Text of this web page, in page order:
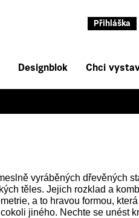
Přihláška
Designblok Chci
vyráběných dřevěných
těles. Jejich rozklad a
a to hravou formou,
jiného. Nechte se unést